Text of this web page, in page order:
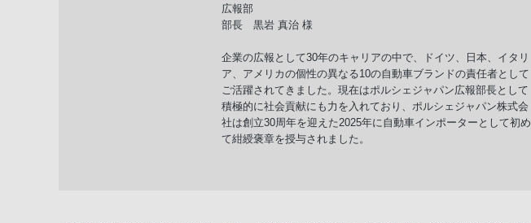
広報部
部長 黒岩 真治 様
企業の広報として30年のキャリアの中で、ドイツ、日本、イタリ
ア、アメリカの個性の異なる10の自動車ブランドの責任者として
ご活躍されてきました。現在はポルシェジャパン広報部長として
積極的に社会貢献にも力を入れており、ポルシェジャパン株式会
社は創立30周年を迎えた2025年に自動車インポーターとして初め
て紺綬褒章を授与されました。